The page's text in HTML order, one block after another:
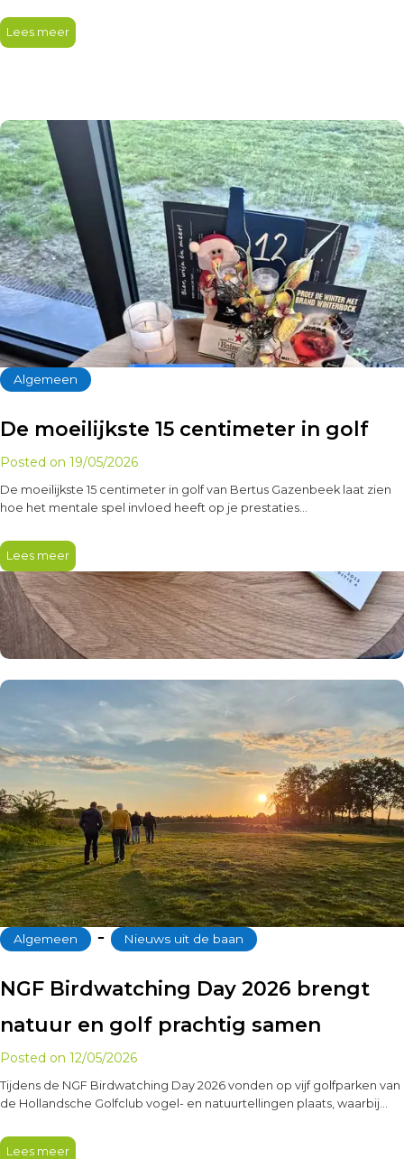
Lees meer
Algemeen
De moeilijkste 15 centimeter in golf
Posted on 19/05/2026
De moeilijkste 15 centimeter in golf van Bertus Gazenbeek laat zien
hoe het mentale spel invloed heeft op je prestaties…
Lees meer
Algemeen ‐ Nieuws uit de baan
NGF Birdwatching Day 2026 brengt
natuur en golf prachtig samen
Posted on 12/05/2026
Tijdens de NGF Birdwatching Day 2026 vonden op vijf golfparken van
de Hollandsche Golfclub vogel- en natuurtellingen plaats, waarbij
Lees meer